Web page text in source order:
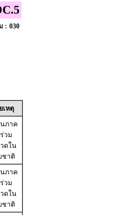
: 030
เหตุ
ภาค
วม
ดใน
ชาติ
ภาค
วม
ดใน
ชาติ